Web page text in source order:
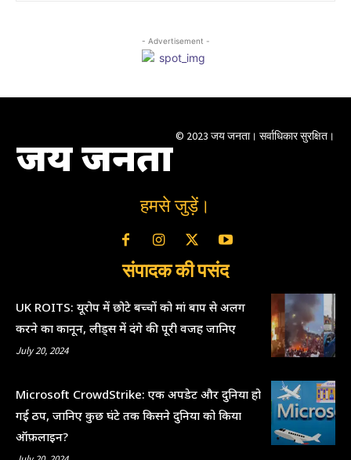
- Advertisement -
जय जनता © 2023 जय जनता। सर्वाधिकार सुरक्षित।
हमसे जुड़ें।
संपादक की पसंद
UK ROITS: यूरोप में छोटे बच्चों को मां बाप से अलग
करने का कानून, लीड्स में दंगे की पूरी वजह जानिए
July 20, 2024
Microsoft CrowdStrike: एक अपडेट और दुनिया हो
गई ठप, जानिए कुछ घंटे तक किसने दुनिया को किया
ऑफ़लाइन?